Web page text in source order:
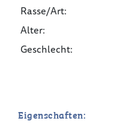
Rasse/Art:
Alter:
Geschlecht:
Eigenschaften: